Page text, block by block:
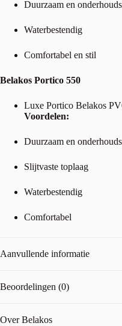
Duurzaam en
Waterbestendig
Comfortabel en stil
Belakos Portico 550
Luxe Portico Belakos
Voordelen:
Duurzaam en
Slijtvaste toplaag
Waterbestendig
Comfortabel
Aanvullende informatie
Beoordelingen (0)
Over Belakos